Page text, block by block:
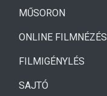
MŰSORON
ONLINE FILMNÉZÉS
FILMIGÉNYLÉS
SAJTÓ